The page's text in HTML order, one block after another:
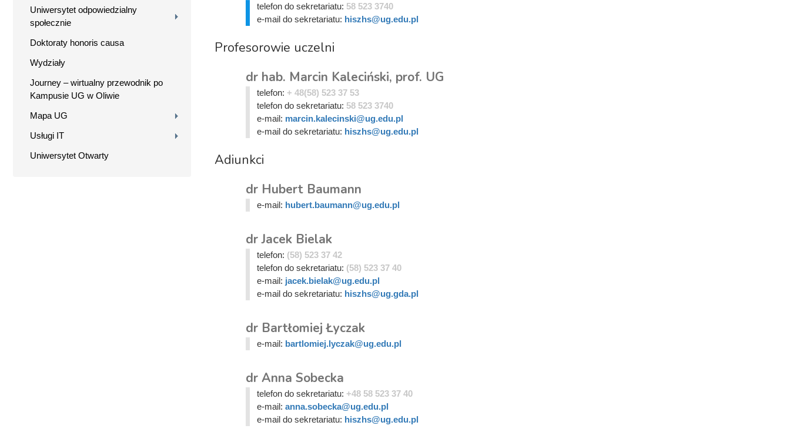
Uniwersytet odpowiedzialny
społecznie
Doktoraty honoris causa
Wydziały
Journey – wirtualny przewodnik po
Kampusie UG w Oliwie
Mapa UG
Usługi IT
Uniwersytet Otwarty
telefon do sekretariatu: 58 523 3740
e-mail do sekretariatu: hiszhs@ug.edu.pl
Profesorowie uczelni
dr hab. Marcin Kaleciński, prof. UG
telefon: + 48(58) 523 37 53
telefon do sekretariatu: 58 523 3740
e-mail: marcin.kalecinski@ug.edu.pl
e-mail do sekretariatu: hiszhs@ug.edu.pl
Adiunkci
dr Hubert Baumann
e-mail: hubert.baumann@ug.edu.pl
dr Jacek Bielak
telefon: (58) 523 37 42
telefon do sekretariatu: (58) 523 37 40
e-mail: jacek.bielak@ug.edu.pl
e-mail do sekretariatu: hiszhs@ug.gda.pl
dr Bartłomiej Łyczak
e-mail: bartlomiej.lyczak@ug.edu.pl
dr Anna Sobecka
telefon do sekretariatu: +48 58 523 37 40
e-mail: anna.sobecka@ug.edu.pl
e-mail do sekretariatu: hiszhs@ug.edu.pl